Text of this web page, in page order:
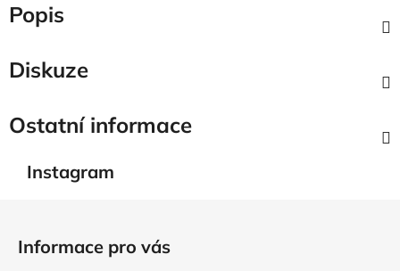
Popis
Diskuze
Ostatní informace
Instagram
Informace pro vás